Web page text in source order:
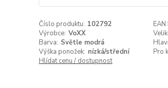
Číslo produktu: 102792
Výrobce: VoXX
Barva: Světle modrá
Výška ponožek: nízká/střední Pro
Hlídat cenu / dostupnost